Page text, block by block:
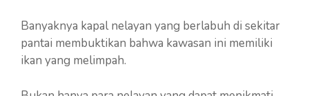
Banyaknya kapal nelayan yang berlabuh di sekitar
pantai membuktikan bahwa kawasan ini memiliki
ikan yang melimpah.